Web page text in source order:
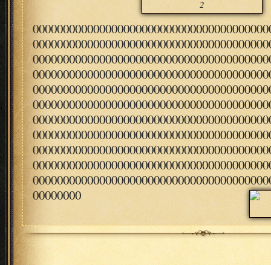
2
00000000